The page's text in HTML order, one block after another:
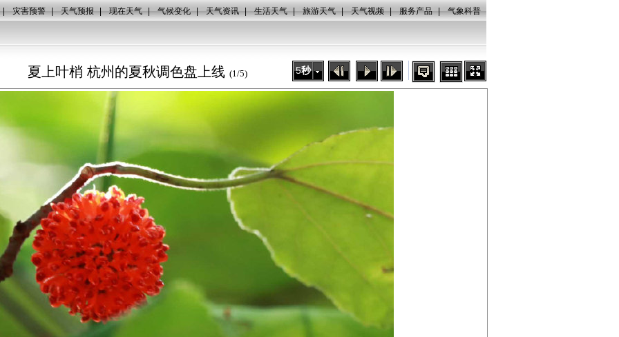
| 灾害预警 | 天气预报 | 现在天气 | 气候变化 | 天气资讯 | 生活天气 | 旅游天气 | 天气视频 | 服务产品 | 气象科普
夏上叶梢 杭州的夏秋调色盘上线 (1/5) 5秒